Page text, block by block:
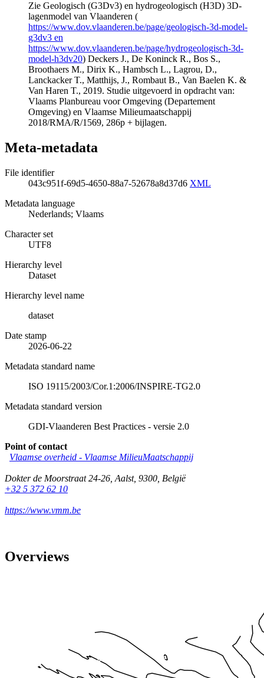
Zie Geologisch (G3Dv3) en hydrogeologisch (H3D) 3D-
lagenmodel van Vlaanderen (
https://www.dov.vlaanderen.be/page/geologisch-3d-model-
g3dv3 en
https://www.dov.vlaanderen.be/page/hydrogeologisch-3d-
model-h3dv20) Deckers J., De Koninck R., Bos S.,
Broothaers M., Dirix K., Hambsch L., Lagrou, D.,
Lanckacker T., Matthijs, J., Rombaut B., Van Baelen K. &
Van Haren T., 2019. Studie uitgevoerd in opdracht van:
Vlaams Planbureau voor Omgeving (Departement
Omgeving) en Vlaamse Milieumaatschappij
2018/RMA/R/1569, 286p + bijlagen.
Meta-metadata
File identifier
043c951f-69d5-4650-88a7-52678a8d37d6 XML
Metadata language
Nederlands; Vlaams
Character set
UTF8
Hierarchy level
Dataset
Hierarchy level name
dataset
Date stamp
2026-06-22
Metadata standard name
ISO 19115/2003/Cor.1:2006/INSPIRE-TG2.0
Metadata standard version
GDI-Vlaanderen Best Practices - versie 2.0
Point of contact
Vlaamse overheid - Vlaamse MilieuMaatschappij
Dokter de Moorstraat 24-26 Aalst, 9300 België
+32 5 372 62 10
https://www.vmm.be
Overviews